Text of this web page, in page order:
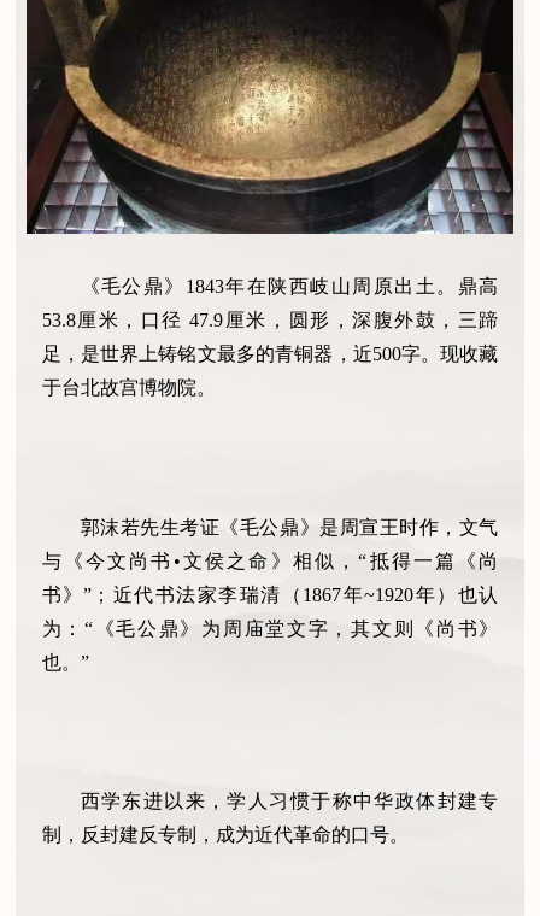
《毛公鼎》1843年在陕西岐山周原出土。鼎高
53.8厘米，口径 47.9厘米，圆形，深腹外鼓，三蹄
足，是世界上铸铭文最多的青铜器，近500字。现收藏
于台北故宫博物院。
郭沫若先生考证《毛公鼎》是周宣王时作，文气
与《今文尚书•文侯之命》相似，“抵得一篇《尚
书》”；近代书法家李瑞清（1867年~1920年）也认
为：“《毛公鼎》为周庙堂文字，其文则《尚书》
也。”
西学东进以来，学人习惯于称中华政体封建专
制，反封建反专制，成为近代革命的口号。